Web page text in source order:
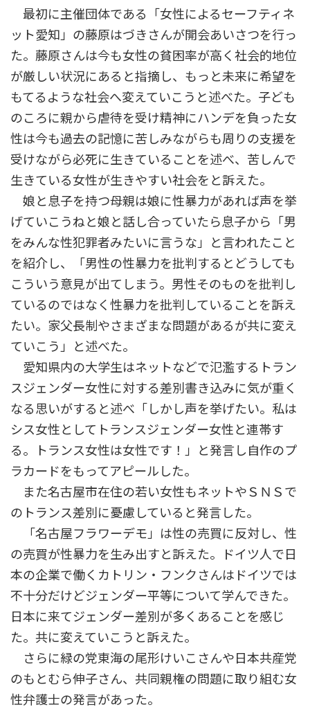
最初に主催団体である「女性によるセーフティネ
ット愛知」の藤原はづきさんが開会あいさつを行っ
た。藤原さんは今も女性の貧困率が高く社会的地位
が厳しい状況にあると指摘し、もっと未来に希望を
もてるような社会へ変えていこうと述べた。子ども
のころに親から虐待を受け精神にハンデを負った女
性は今も過去の記憶に苦しみながらも周りの支援を
受けながら必死に生きていることを述べ、苦しんで
生きている女性が生きやすい社会をと訴えた。
娘と息子を持つ母親は娘に性暴力があれば声を挙
げていこうねと娘と話し合っていたら息子から「男
をみんな性犯罪者みたいに言うな」と言われたこと
を紹介し、「男性の性暴力を批判するとどうしても
こういう意見が出てしまう。男性そのものを批判し
ているのではなく性暴力を批判していることを訴え
たい。家父長制やさまざまな問題があるが共に変え
ていこう」と述べた。
愛知県内の大学生はネットなどで氾濫するトラン
スジェンダー女性に対する差別書き込みに気が重く
なる思いがすると述べ「しかし声を挙げたい。私は
シス女性としてトランスジェンダー女性と連帯す
る。トランス女性は女性です！」と発言し自作のプ
ラカードをもってアピールした。
また名古屋市在住の若い女性もネットやＳＮＳで
のトランス差別に憂慮していると発言した。
「名古屋フラワーデモ」は性の売買に反対し、性
の売買が性暴力を生み出すと訴えた。ドイツ人で日
本の企業で働くカトリン・フンクさんはドイツでは
不十分だけどジェンダー平等について学んできた。
日本に来てジェンダー差別が多くあることを感じ
た。共に変えていこうと訴えた。
さらに緑の党東海の尾形けいこさんや日本共産党
のもとむら伸子さん、共同親権の問題に取り組む女
性弁護士の発言があった。